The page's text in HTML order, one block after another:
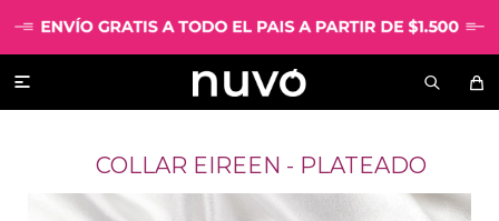

COLLAR EIREEN - PLATEADO